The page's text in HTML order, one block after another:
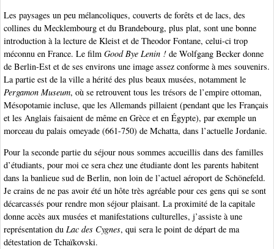
Les paysages un peu mélancoliques, couverts de forêts et de lacs, des
collines du Mecklembourg et du Brandebourg, plus plat, sont une bonne
introduction à la lecture de Kleist et de Theodor Fontane, celui-ci trop
méconnu en France. Le film Good Bye Lenin ! de Wolfgang Becker donne
de Berlin-Est et de ses environs une image assez conforme à mes souvenirs.
La partie est de la ville a hérité des plus beaux musées, notamment le
Pergamon Museum, où se retrouvent tous les trésors de l’empire ottoman,
Mésopotamie incluse, que les Allemands pillaient (pendant que les Français
et les Anglais faisaient de même en Grèce et en Égypte), par exemple un
morceau du palais omeyade (661-750) de Mchatta, dans l’actuelle Jordanie.
Pour la seconde partie du séjour nous sommes accueillis dans des familles
d’étudiants, pour moi ce sera chez une étudiante dont les parents habitent
dans la banlieue sud de Berlin, non loin de l’actuel aéroport de Schönefeld.
Je crains de ne pas avoir été un hôte très agréable pour ces gens qui se sont
décarcassés pour rendre mon séjour plaisant. La proximité de la capitale
donne accès aux musées et manifestations culturelles, j’assiste à une
représentation du Lac des Cygnes, qui sera le point de départ de ma
détestation de Tchaïkovski.